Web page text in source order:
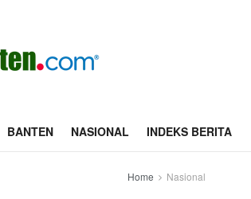
BANTEN NASIONAL INDEKS BERITA
Home Nasional